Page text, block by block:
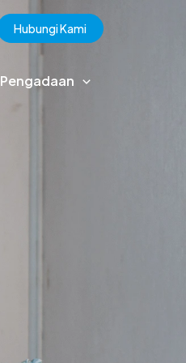
Hubungi Kami
Pengadaan